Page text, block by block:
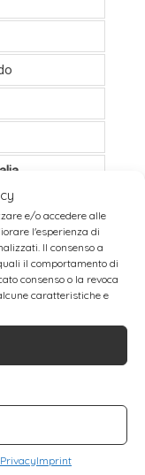
e/o accedere alle
l'esperienza di
Il consenso a
il comportamento di
consenso o la revoca
caratteristiche e
Imprint
NATALE